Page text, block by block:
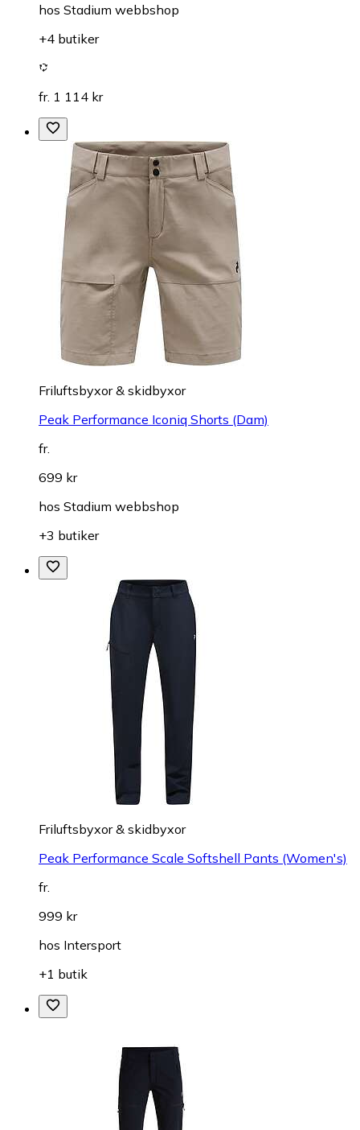
hos Stadium webbshop
+4 butiker
fr. 1 114 kr
Friluftsbyxor & skidbyxor
Peak Performance Iconiq Shorts (Dam)
fr.
699 kr
hos Stadium webbshop
+3 butiker
Friluftsbyxor & skidbyxor
Peak Performance Scale Softshell Pants (Women's)
fr.
999 kr
hos Intersport
+1 butik